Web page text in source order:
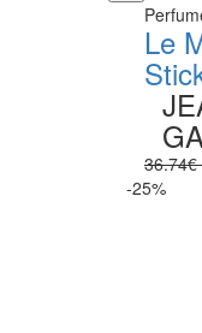
Le
36.74€
-25%